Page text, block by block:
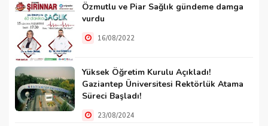
Özmutlu ve Piar Sağlık gündeme damga
vurdu
16/08/2022
Yüksek Öğretim Kurulu Açıkladı!
Gaziantep Üniversitesi Rektörlük Atama
Süreci Başladı!
23/08/2024